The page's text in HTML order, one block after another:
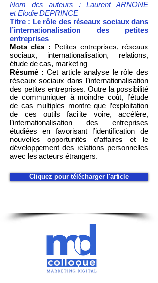
Nom des auteurs : Laurent ARNONE
et Elodie DEPRINCE
Titre : Le rôle des réseaux sociaux dans
l’internationalisation des petites
entreprises
Mots clés : Petites entreprises, réseaux
sociaux, internationalisation, relations,
étude de cas, marketing
Résumé : Cet article analyse le rôle des
réseaux sociaux dans l’internationalisation
des petites entreprises. Outre la possibilité
de communiquer à moindre coût, l’étude
de cas multiples montre que l’exploitation
de ces outils facilite voire, accélère,
l’internationalisation des entreprises
étudiées en favorisant l’identification de
nouvelles opportunités d’affaires et le
développement des relations personnelles
avec les acteurs étrangers.
Cliquez pour télécharger l'article